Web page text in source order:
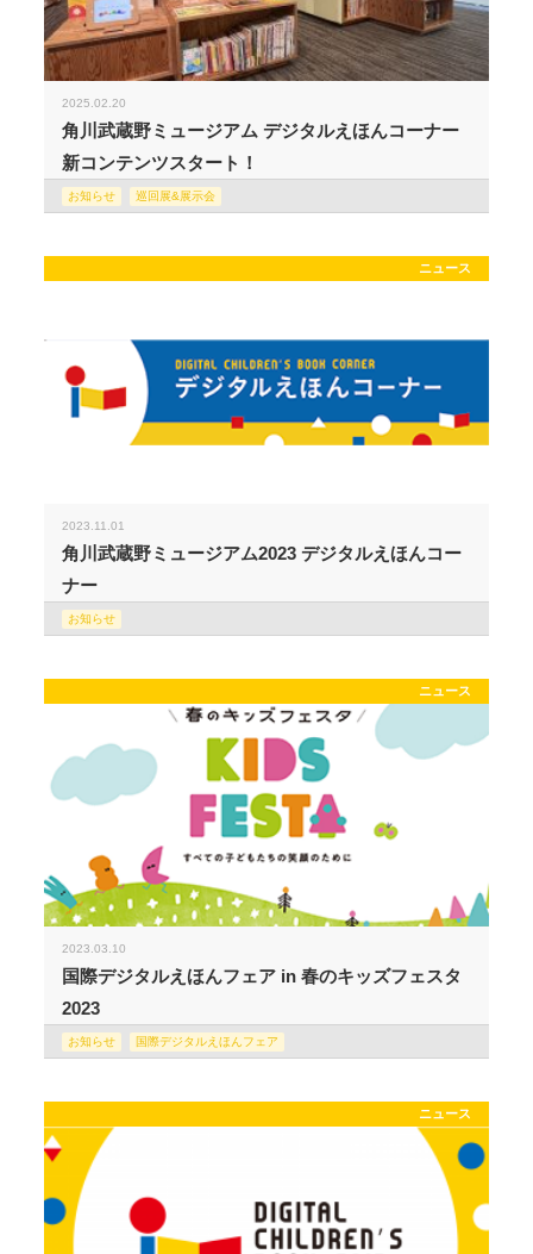
2025.02.20
角川武蔵野ミュージアム デジタルえほんコーナー
新コンテンツスタート！
お知らせ 巡回展&展示会
ニュース
2023.11.01
角川武蔵野ミュージアム2023 デジタルえほんコー
ナー
お知らせ
ニュース
2023.03.10
国際デジタルえほんフェア in 春のキッズフェスタ
2023
お知らせ 国際デジタルえほんフェア
ニュース